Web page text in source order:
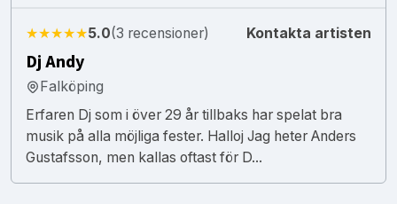
★★★★★5.0(3 recensioner) Kontakta artisten
Dj Andy
Falköping
Erfaren Dj som i över 29 år tillbaks har spelat bra
musik på alla möjliga fester. Halloj Jag heter Anders
Gustafsson, men kallas oftast för D...